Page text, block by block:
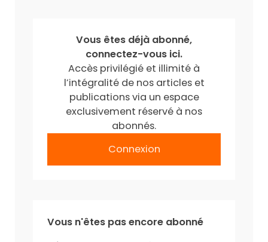
Vous êtes déjà abonné,
connectez-vous ici.
Accès privilégié et illimité à
l’intégralité de nos articles et
publications via un espace
exclusivement réservé à nos
abonnés.
Connexion
Vous n'êtes pas encore abonné